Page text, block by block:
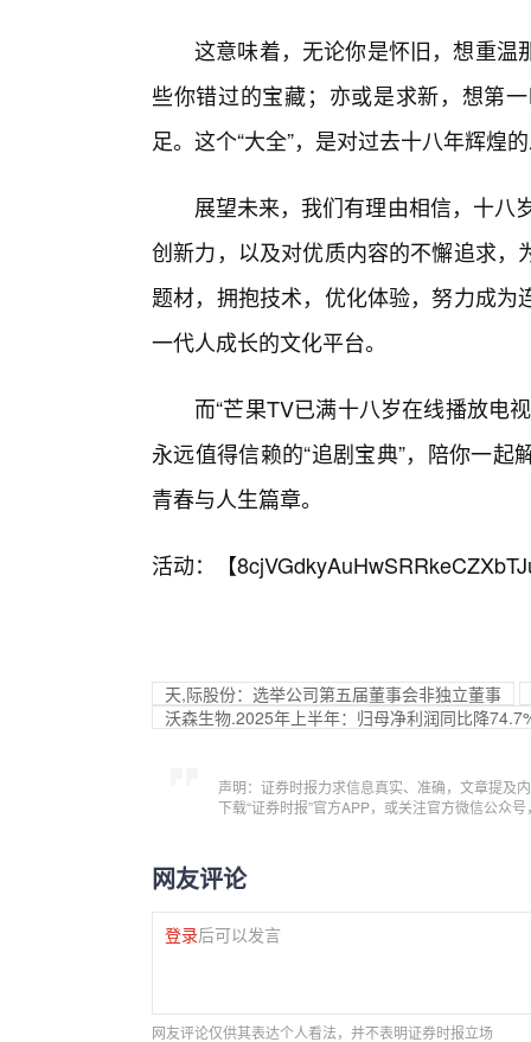
这意味着，无论你是怀旧，想重温
些你错过的宝藏；亦或是求新，想第
足。这个“大全”，是对过去十八年辉煌
展望未来，我们有理由相信，十八
创新力，以及对优质内容的不懈追求
题材，拥抱技术，优化体验，努力成
一代人成长的文化平台。
而“芒果TV已满十八岁在线播放电
永远值得信赖的“追剧宝典”，陪你一
青春与人生篇章。
活动：【
天,际股份：选举公司第五届董事会非独立董事
沃森生物.2025年上半年：归母净利润同比降
声明：证券时报力求信息真实、准确，文章提及
下载“证券时报”官方APP，或关注官方微信公众
网友评论
登录后可以发言
网友评论仅供其表达个人看法，并不表明证券时报立场